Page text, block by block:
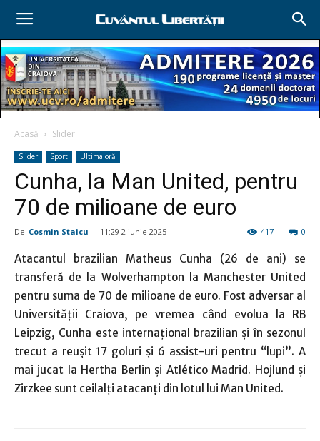
Acasă Slider
Slider Sport Ultima oră
Cunha, la Man United, pentru
70 de milioane de euro
De Cosmin Staicu - 11:29 2 iunie 2025 0
417
Atacantul brazilian Matheus Cunha (26 de ani) se
transferă de la Wolverhampton la Manchester United
pentru suma de 70 de milioane de euro. Fost adversar al
Universităţii Craiova, pe vremea când evolua la RB
Leipzig, Cunha este internaţional brazilian şi în sezonul
trecut a reuşit 17 goluri şi 6 assist-uri pentru “lupi”. A
mai jucat la Hertha Berlin şi Atlético Madrid. Hojlund şi
Zirzkee sunt ceilalţi atacanţi din lotul lui Man United.